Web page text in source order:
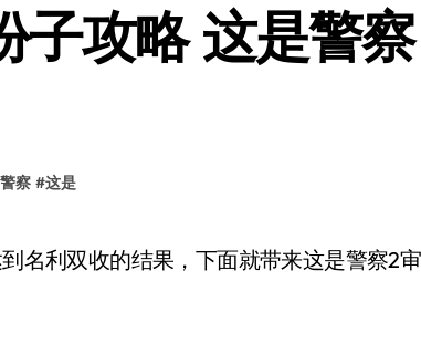
子攻略 这是警察
警察 #这是